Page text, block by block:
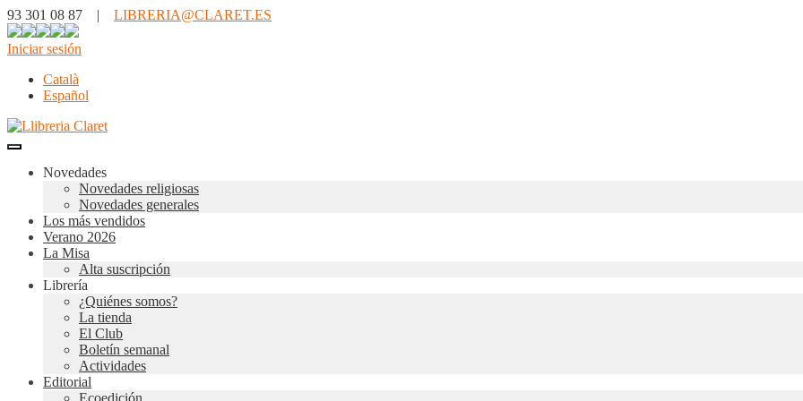
93 301 08 87 | LIBRERIA@CLARET.ES
Iniciar sesión
Català
Español
Novedades
Novedades religiosas
Novedades generales
Los más vendidos
Verano 2026
La Misa
Alta suscripción
Librería
¿Quiénes somos?
La tienda
El Club
Boletín semanal
Actividades
Editorial
Ecoedición